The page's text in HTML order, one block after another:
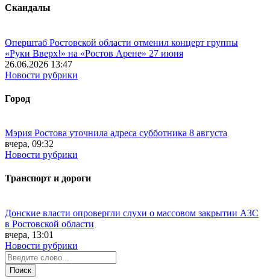
Скандалы
Оперштаб Ростовской области отменил концерт группы
«Руки Вверх!» на «Ростов Арене» 27 июня
26.06.2026 13:47
Новости рубрики
Город
Мэрия Ростова уточнила адреса субботника 8 августа
вчера, 09:32
Новости рубрики
Транспорт и дороги
Донские власти опровергли слухи о массовом закрытии АЗС
в Ростовской области
вчера, 13:01
Новости рубрики